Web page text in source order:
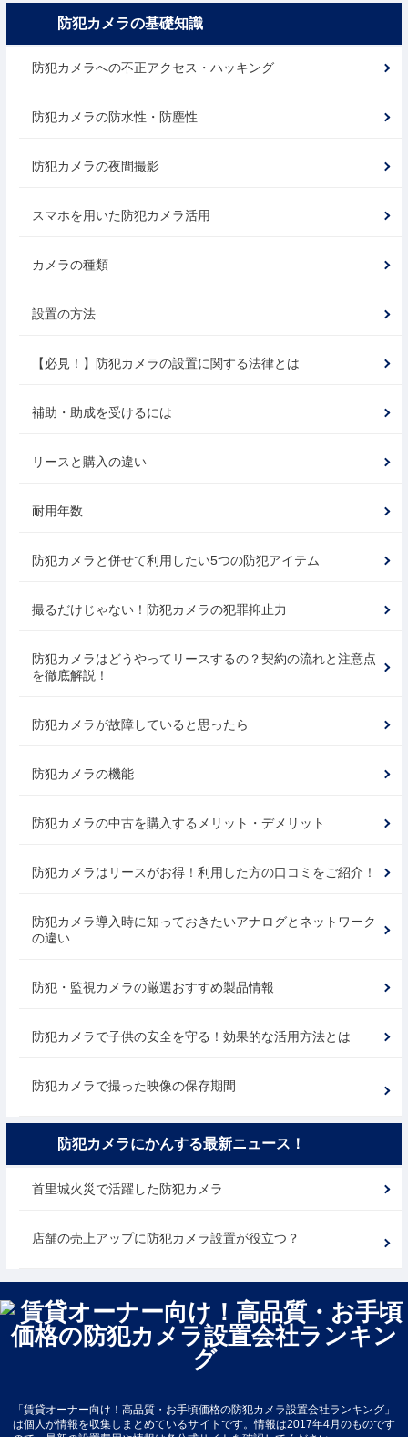
防犯カメラの基礎知識
防犯カメラへの不正アクセス・ハッキング
防犯カメラの防水性・防塵性
防犯カメラの夜間撮影
スマホを用いた防犯カメラ活用
カメラの種類
設置の方法
【必見！】防犯カメラの設置に関する法律とは
補助・助成を受けるには
リースと購入の違い
耐用年数
防犯カメラと併せて利用したい5つの防犯アイテム
撮るだけじゃない！防犯カメラの犯罪抑止力
防犯カメラはどうやってリースするの？契約の流れと注意点
を徹底解説！
防犯カメラが故障していると思ったら
防犯カメラの機能
防犯カメラの中古を購入するメリット・デメリット
防犯カメラはリースがお得！利用した方の口コミをご紹介！
防犯カメラ導入時に知っておきたいアナログとネットワーク
の違い
防犯・監視カメラの厳選おすすめ製品情報
防犯カメラで子供の安全を守る！効果的な活用方法とは
防犯カメラで撮った映像の保存期間
防犯カメラにかんする最新ニュース！
首里城火災で活躍した防犯カメラ
店舗の売上アップに防犯カメラ設置が役立つ？
「賃貸オーナー向け！高品質・お手頃価格の防犯カメラ設置会社ランキング」
は個人が情報を収集しまとめているサイトです。情報は2017年4月のものです